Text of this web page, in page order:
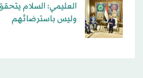
العليمي: السلام
وليس باسترضائهم